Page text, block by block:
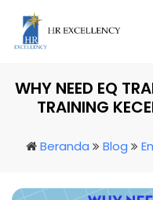
WHY NEED EQ
TRAINING
Beranda Blog